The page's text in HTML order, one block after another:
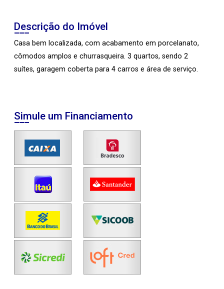
Descrição do Imóvel
Casa bem localizada, com acabamento em porcelanato,
cômodos amplos e churrasqueira. 3 quartos, sendo 2
suítes, garagem coberta para 4 carros e área de serviço.
Simule um Financiamento